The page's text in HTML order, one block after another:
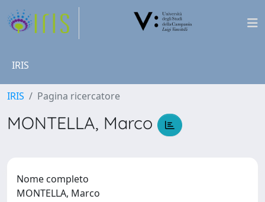
IRIS
IRIS Pagina ricercatore
MONTELLA, Marco
Nome completo
MONTELLA, Marco